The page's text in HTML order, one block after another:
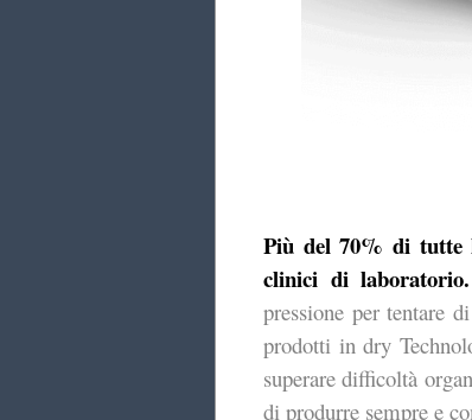
Più del 70% di tutte
clinici di laboratorio.
pressione per tentare
prodotti in dry
superare difficoltà
di produrre sempre e